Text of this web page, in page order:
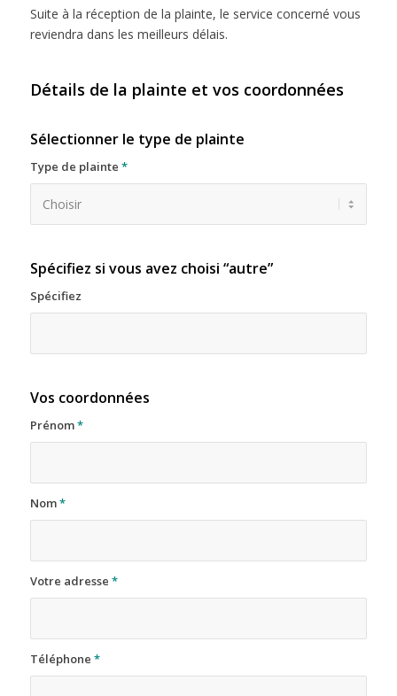
Suite à la réception de la plainte, le service concerné vous
reviendra dans les meilleurs délais.
Détails de la plainte et vos coordonnées
Sélectionner le type de plainte
Type de plainte *
Spécifiez si vous avez choisi “autre”
Spécifiez
Vos coordonnées
Prénom*
Nom*
Votre adresse *
Téléphone *